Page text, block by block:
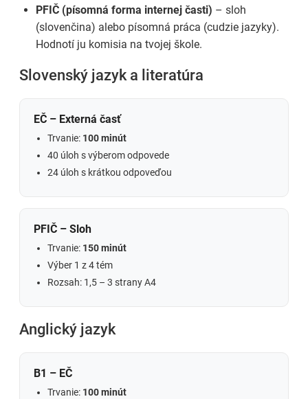
PFIČ (písomná forma internej časti) – sloh
(slovenčina) alebo písomná práca (cudzie jazyky).
Hodnotí ju komisia na tvojej škole.
Slovenský jazyk a literatúra
EČ – Externá časť
Trvanie: 100 minút
40 úloh s výberom odpovede
24 úloh s krátkou odpoveďou
PFIČ – Sloh
Trvanie: 150 minút
Výber 1 z 4 tém
Rozsah: 1,5 – 3 strany A4
Anglický jazyk
B1 – EČ
Trvanie: 100 minút